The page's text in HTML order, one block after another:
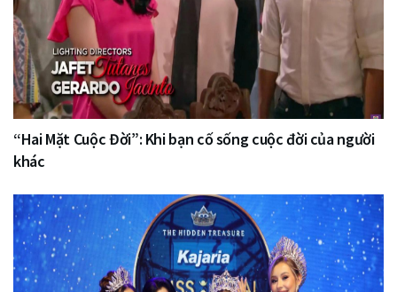
“Hai Mặt Cuộc Đời”: Khi bạn cố sống cuộc đời của người
khác